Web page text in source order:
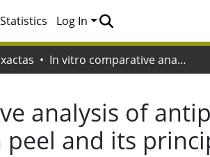
Statistics Log In
In vitro comparative analysis of antiproliferative activity of essential oil from mandarin peel and its principal component limonene
analysis of
and its